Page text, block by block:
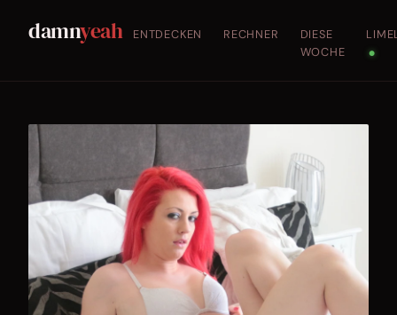
damnyeah ENTDECKEN RECHNER
DIESE
WOCHE
●